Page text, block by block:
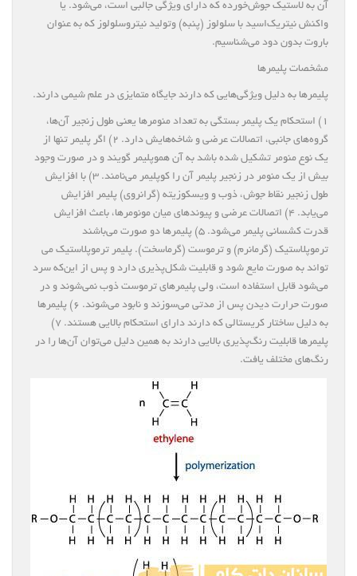
آن به لاستیک جوش‌خورده که دارای ویژگی جالبی است، می‌شود. یا
واکنش نیتریک‌اسید با سلولوز (پنبه) وتولید نیترو‌سلولوز که به عنوان
باروت بدون دود می‌شناسیم.
مشخصات پلیمرها
پلیمرها به دلیل ویژگی‌هایی که دارند جایگاه متمایزی در علم شیمی دارند.
۱) استحکام یک پلیمر بستگی به تعداد منومرها یعنی طول زنجیر آن‌ها،
گروه‌های جانبی، اتصالات عرضی و شاخه‌هایش دارد. ۲) اگر پلیمر تنها از
یک نوع منومر تشکیل شده باشد به آن هموپلیمر گویند و در صورت وجود
بیش از یک منومر در زنجیر پلیمر آن را کوپلیمر می‌نامند. ۳) با افزایش
طول زنجیر نقاط جوش، ذوب و ویسکوزیته (گرانروی) پلیمر افزایش
می‌یابد. ۴) اتصالات عرضی و پیوندهای میان مونومرها، باعث افزایش
قدرت کشسانی پلیمر می‌شود. ۵) پلیمرها دو صورت می‌باشند
ترموپلاستیک (گرمانرم) و ترموست (گرماسخت). پلیمر ترموپلاستیک می
تواند به صورت مایع شود و قابلیت شکل‌پذیری دارد و پس از این‌که سرد
می‌شود قابل استفاده است، ولی پلیمرهای ترموست ذوب نمی‌شوند و در
صورت حرارت دیدن پس از مدتی می‌سوزند و نابود می‌شوند. ۶) پلیمرها
به دلیل ساختار کریستالی که دارند دارای استحکام بالایی هستند. ۷)
پلیمرها قابلیت رنگ‌پذیری بالایی دارند به همین دلیل می‌توان آن‌ها را در
رنگ‌های مختلف یافت.